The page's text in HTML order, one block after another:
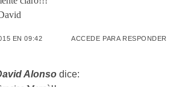
EN 09:42 ACCEDE PARA RESPONDER
Alonso dice: